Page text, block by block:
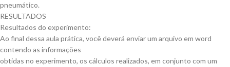
pneumático.
RESULTADOS
Resultados do experimento:
Ao final dessa aula prática, você deverá enviar um arquivo em word
contendo as informações
obtidas no experimento, os cálculos realizados, em conjunto com um